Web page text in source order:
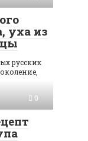
уха из
русских
0